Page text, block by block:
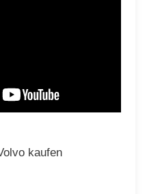
kaufen